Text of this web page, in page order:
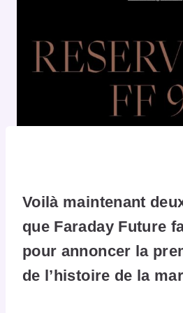
Voilà maintenant
que Faraday Future
pour annoncer la
de l’histoire de la